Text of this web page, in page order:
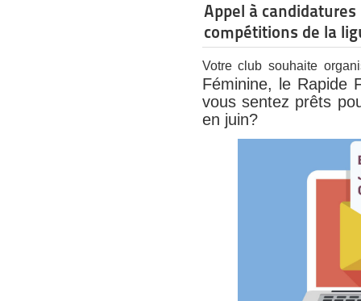
Appel à
compétitions de la
Votre club souhaite
Féminine, le Rapide
vous sentez prêts
en juin?